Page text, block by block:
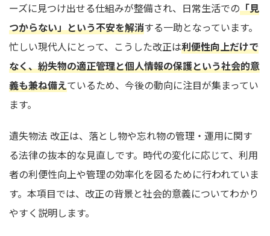
ーズに見つけ出せる仕組みが整備され、日常生活での「見
つからない」という不安を解消する一助となっています。
忙しい現代人にとって、こうした改正は利便性向上だけで
なく、紛失物の適正管理と個人情報の保護という社会的意
義も兼ね備えているため、今後の動向に注目が集まってい
ます。
遺失物法 改正は、落とし物や忘れ物の管理・運用に関す
る法律の抜本的な見直しです。時代の変化に応じて、利用
者の利便性向上や管理の効率化を図るために行われていま
す。本項目では、改正の背景と社会的意義についてわかり
やすく説明します。